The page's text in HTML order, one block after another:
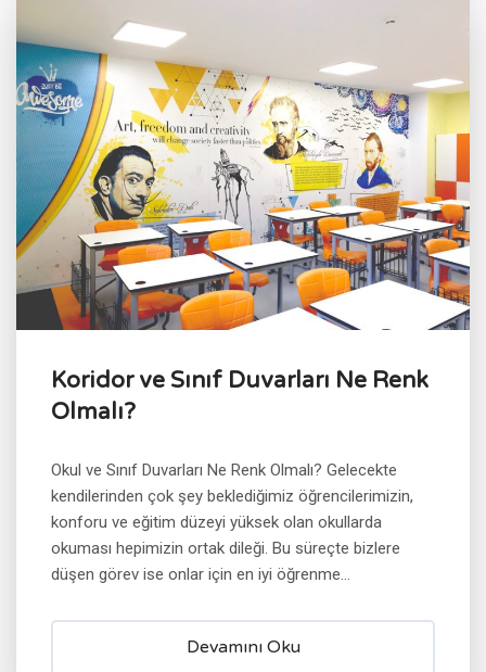
Koridor ve Sınıf Duvarları Ne Renk
Olmalı?
Okul ve Sınıf Duvarları Ne Renk Olmalı? Gelecekte
kendilerinden çok şey beklediğimiz öğrencilerimizin,
konforu ve eğitim düzeyi yüksek olan okullarda
okuması hepimizin ortak dileği. Bu süreçte bizlere
düşen görev ise onlar için en iyi öğrenme...
Devamını Oku